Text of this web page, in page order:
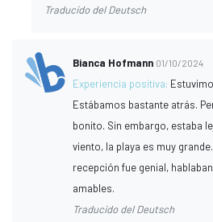
Traducido del Deutsch
Bianca Hofmann 01/10/2024
Experiencia positiva:
Estábamos bastante atrás.
bonito. Sin embargo, estaba
viento, la playa es muy
recepción fue genial,
amables.
Traducido del Deutsch